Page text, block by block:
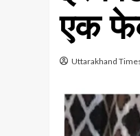
एक
Uttarakhand